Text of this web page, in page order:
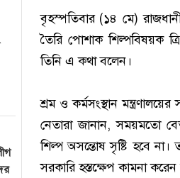
বৃহস্পতিবার (১৪ মে)
তৈরি পোশাক শিল্পবিষয়ক
তিনি এ কথা বলেন।
শ্রম ও কর্মসংস্থান
নেতারা জানান, সময়মতো
শিল্প অসন্তোষ সৃষ্টি হবে
সরকারি হস্তক্ষেপ কামনা করেন